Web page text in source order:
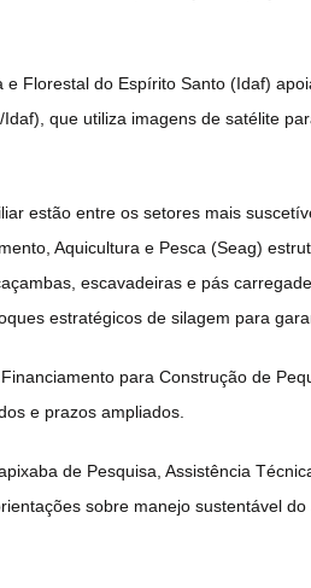
e Florestal do Espírito Santo (Idaf)
que utiliza imagens de satélite
estão entre os setores mais
Aquicultura e Pesca (Seag)
escavadeiras e pás
estratégicos de silagem para
para Construção de
e prazos ampliados.
de Pesquisa, Assistência
sobre manejo sustentável